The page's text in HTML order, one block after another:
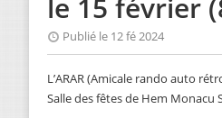
le 15 février
Publié le 12 fé 2024
L’ARAR (Amicale rando auto
Salle des fêtes de Hem Monacu